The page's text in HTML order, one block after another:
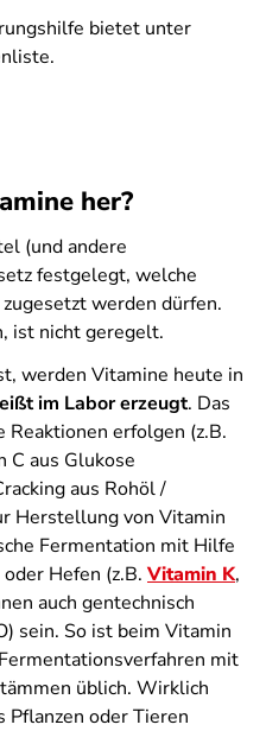
bietet unter
her?
(und andere
festgelegt, welche
zugesetzt werden dürfen.
ist nicht geregelt.
werden Vitamine heute in
im Labor erzeugt. Das
Reaktionen erfolgen (z.B.
C aus Glukose
aus Rohöl /
Herstellung von Vitamin
Fermentation mit Hilfe
Hefen (z.B. Vitamin K,
auch gentechnisch
sein. So ist beim Vitamin
mit
üblich. Wirklich
Pflanzen oder Tieren